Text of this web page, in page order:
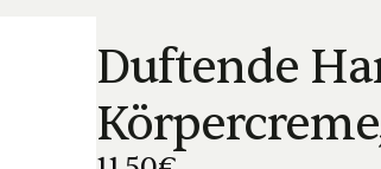
Duftende